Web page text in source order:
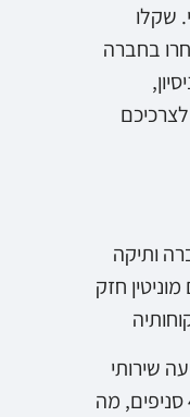
שקלו
בחברה
ותיקה
חזק
שירותי
אבטחה בפריסה ארצית באמצעות 44 סניפים, מה